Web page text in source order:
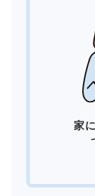
家